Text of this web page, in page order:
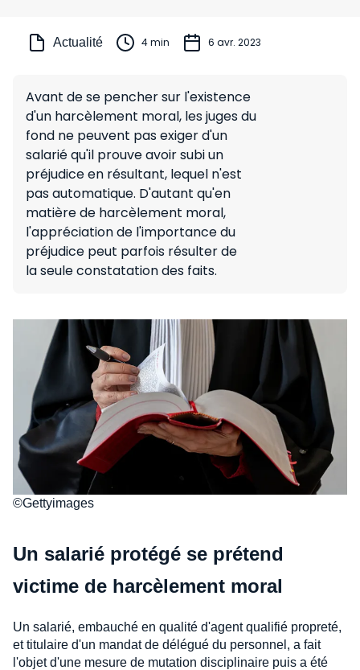
Actualité 4 min 6 avr. 2023
Avant de se pencher sur l'existence
d'un harcèlement moral, les juges du
fond ne peuvent pas exiger d'un
salarié qu'il prouve avoir subi un
préjudice en résultant, lequel n'est
pas automatique. D'autant qu'en
matière de harcèlement moral,
l'appréciation de l'importance du
préjudice peut parfois résulter de
la seule constatation des faits.
©Gettyimages
Un salarié protégé se prétend
victime de harcèlement moral
Un salarié, embauché en qualité d'agent qualifié propreté,
et titulaire d'un mandat de délégué du personnel, a fait
l'objet d'une mesure de mutation disciplinaire puis a été